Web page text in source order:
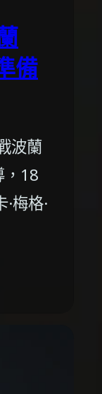
備
波蘭
，18
梅格·